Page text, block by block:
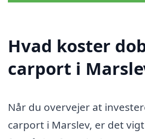
Hvad koster
carport i
Når du overvejer at
carport i Marslev, er det